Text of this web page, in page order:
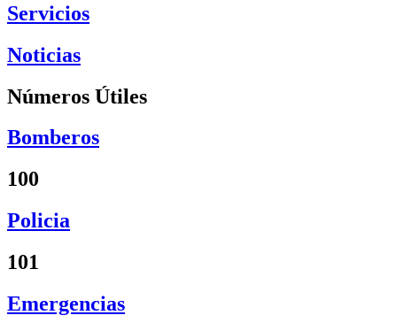
Servicios
Noticias
Números Útiles
Bomberos
100
Policia
101
Emergencias